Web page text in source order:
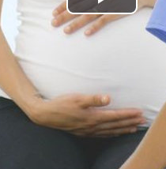
P
a
y
V